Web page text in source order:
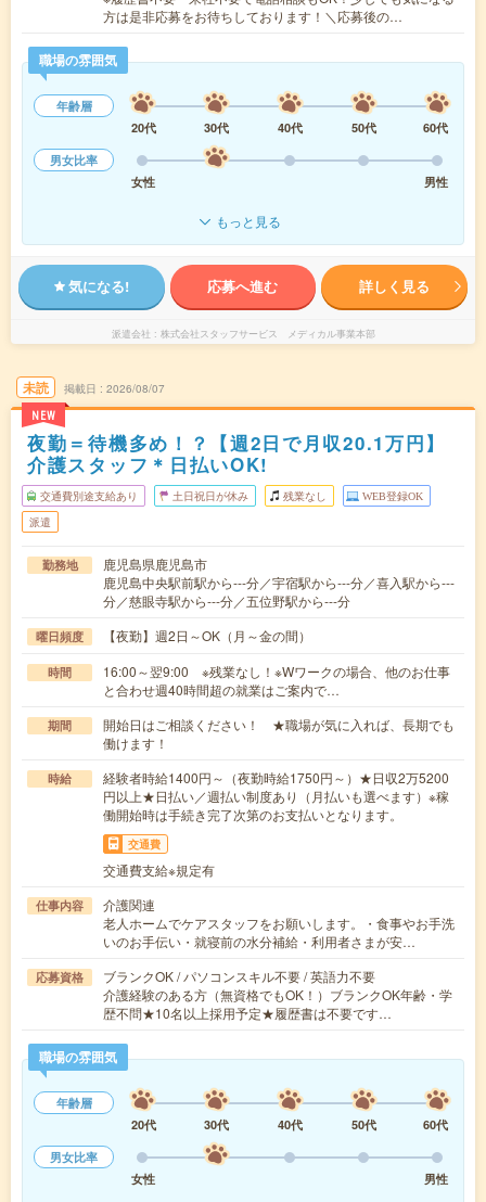
方は是非応募をお待ちしております！＼応募後の…
職場の雰囲気
年齢層
20代
30代 40代 50代
60代
男女比率
女性
男性
もっと見る
気になる! 応募へ進む 詳しく見る
派遣会社 株式会社スタッフサービス メディカル事業本部
未読
NEW
掲載日 2026/08/07
夜勤＝待機多め！？【週2日で月収20.1万円】
介護スタッフ＊日払いOK!
交通費別途支給あり 土日祝日が休み 残業なし WEB登録OK
派遣
勤務地
鹿児島県鹿児島市
鹿児島中央駅前駅から---分／宇宿駅から---分／喜入駅から---
分／慈眼寺駅から---分／五位野駅から---分
曜日頻度 【夜勤】週2日～OK（月～金の間）
時間
16:00～翌9:00 ※残業なし！※Wワークの場合、他のお仕事
と合わせ週40時間超の就業はご案内で…
期間
開始日はご相談ください！ ★職場が気に入れば、長期でも
働けます！
時給
経験者時給1400円～（夜勤時給1750円～）★日収2万5200
円以上★日払い／週払い制度あり（月払いも選べます）※稼
働開始時は手続き完了次第のお支払いとなります。
交通費
交通費支給※規定有
仕事内容
介護関連
老人ホームでケアスタッフをお願いします。・食事やお手洗
いのお手伝い・就寝前の水分補給・利用者さまが安…
応募資格
ブランクOK / パソコンスキル不要 / 英語力不要
介護経験のある方（無資格でもOK！）ブランクOK年齢・学
歴不問★10名以上採用予定★履歴書は不要です…
職場の雰囲気
年齢層
20代
30代 40代 50代
60代
男女比率
女性
男性